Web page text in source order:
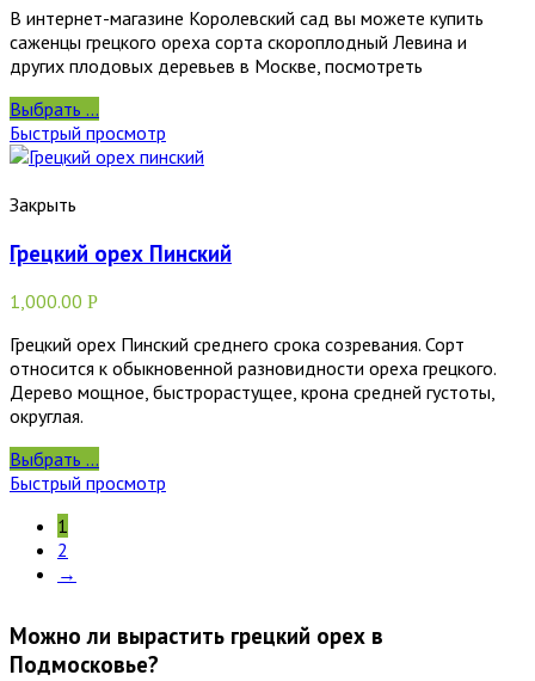
В интернет-магазине Королевский сад вы можете купить
саженцы грецкого ореха сорта скороплодный Левина и
других плодовых деревьев в Москве, посмотреть
Выбрать ...
Быстрый просмотр
Закрыть
Грецкий орех Пинский
1,000.00 Р
Грецкий орех Пинский среднего срока созревания. Сорт
относится к обыкновенной разновидности ореха грецкого.
Дерево мощное, быстрорастущее, крона средней густоты,
округлая.
Выбрать ...
Быстрый просмотр
1
2
→
Можно ли вырастить грецкий орех в
Подмосковье?